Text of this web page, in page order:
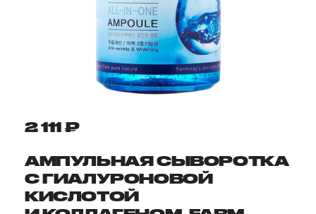
2 111 ₽
АМПУЛЬНАЯ СЫВОРОТКА
С ГИАЛУРОНОВОЙ
КИСЛОТОЙ